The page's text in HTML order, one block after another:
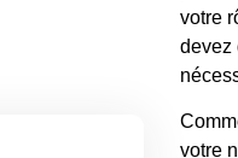
votre
devez
votre